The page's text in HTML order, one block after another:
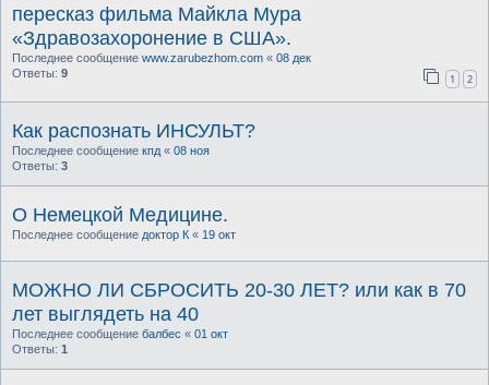
пересказ фильма Майкла Мура
«Здравозахоронение в США».
Последнее сообщение www.zarubezhom.com « 08 дек
Ответы: 9 1 2
Как распознать ИНСУЛЬТ?
Последнее сообщение кпд « 08 ноя
Ответы: 3
О Немецкой Медицине.
Последнее сообщение доктор К « 19 окт
МОЖНО ЛИ СБРОСИТЬ 20-30 ЛЕТ? или как в 70
лет выглядеть на 40
Последнее сообщение балбес « 01 окт
Ответы: 1